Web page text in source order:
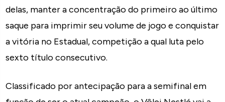
delas, manter a concentração do primeiro ao último
saque para imprimir seu volume de jogo e conquistar
a vitória no Estadual, competição a qual luta pelo
sexto título consecutivo.
Classificado por antecipação para a semifinal em